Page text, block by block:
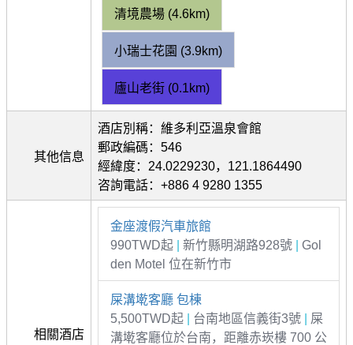
清境農場 (4.6km)
小瑞士花園 (3.9km)
廬山老街 (0.1km)
其他信息
酒店別稱：維多利亞溫泉會館
郵政編碼：546
經緯度：24.0229230，121.1864490
咨詢電話：+886 4 9280 1355
相關酒店
金座渡假汽車旅館
990TWD起
新竹縣明湖路928號
Gol
den Motel 位在新竹市
屎溝墘客廳 包棟
5,500TWD起
台南地區信義街3號
屎
溝墘客廳位於台南，距離赤崁樓 700 公